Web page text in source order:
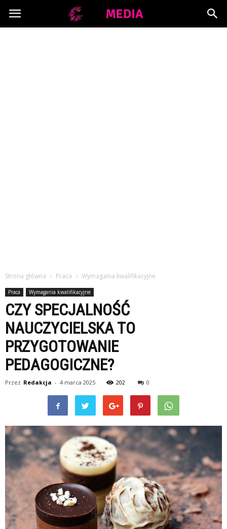
Copymedia.pl
Strona główna Praca Wymagania kwalifikacyjne
Praca Wymagania kwalifikacyjne
CZY SPECJALNOŚĆ
NAUCZYCIELSKA TO
PRZYGOTOWANIE
PEDAGOGICZNE?
Przez Redakcja - 4 marca 2025 202 0